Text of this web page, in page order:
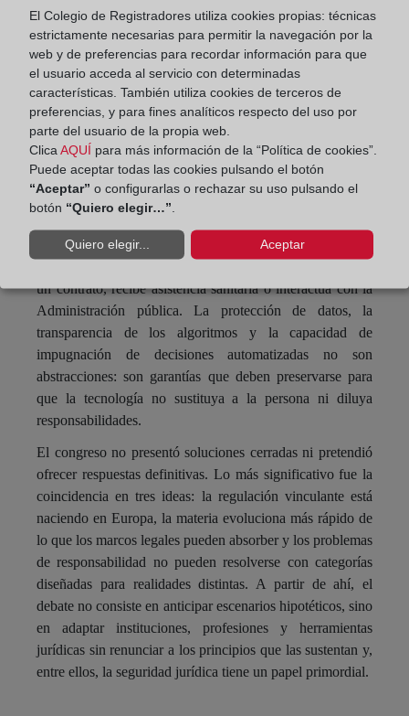
El congreso también alertó sobre riesgos ligados a la
inteligencia artificial generativa, el uso delictivo de estas
tecnologías, los sesgos automatizados o la difusión de
pretende ofrecer un marco común, todavía existen vacíos
interpretativos que deberán completarse con legislación
nacional, jurisprudencia y criterios técnicos compartidos.
Si bien el enfoque predominante del congreso fue jurídico
tienen una dimensión ciudadana ineludible. La IA afecta a
un contrato, recibe asistencia sanitaria o interactúa con la
Administración pública. La protección de datos, la
transparencia de los algoritmos y la capacidad de
impugnación de decisiones automatizadas no son
abstracciones: son garantías que deben preservarse para
que la tecnología no sustituya a la persona ni diluya
responsabilidades.
El congreso no presentó soluciones cerradas ni pretendió
ofrecer respuestas definitivas. Lo más significativo fue la
coincidencia en tres ideas: la regulación vinculante está
naciendo en Europa, la materia evoluciona más rápido de
lo que los marcos legales pueden absorber y los problemas
de responsabilidad no pueden resolverse con categorías
diseñadas para realidades distintas. A partir de ahí, el
debate no consiste en anticipar escenarios hipotéticos, sino
en adaptar instituciones, profesiones y herramientas
jurídicas sin renunciar a los principios que las sustentan y,
entre ellos, la seguridad jurídica tiene un papel primordial.
El Colegio de Registradores utiliza cookies propias: técnicas
estrictamente necesarias para permitir la navegación por la
web y de preferencias para recordar información para que
el usuario acceda al servicio con determinadas
características. También utiliza cookies de terceros de
preferencias, y para fines analíticos respecto del uso por
parte del usuario de la propia web.
Clica AQUÍ para más información de la “Política de cookies”.
Puede aceptar todas las cookies pulsando el botón
“Aceptar” o configurarlas o rechazar su uso pulsando el
botón “Quiero elegir…”
Quiero elegir... Aceptar